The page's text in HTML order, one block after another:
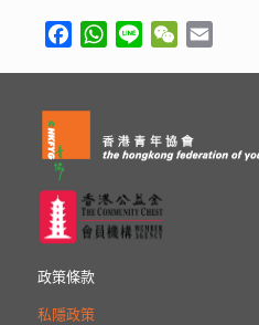
FacebookWhatsApp
Line WeChat
政策條款
私隱政策